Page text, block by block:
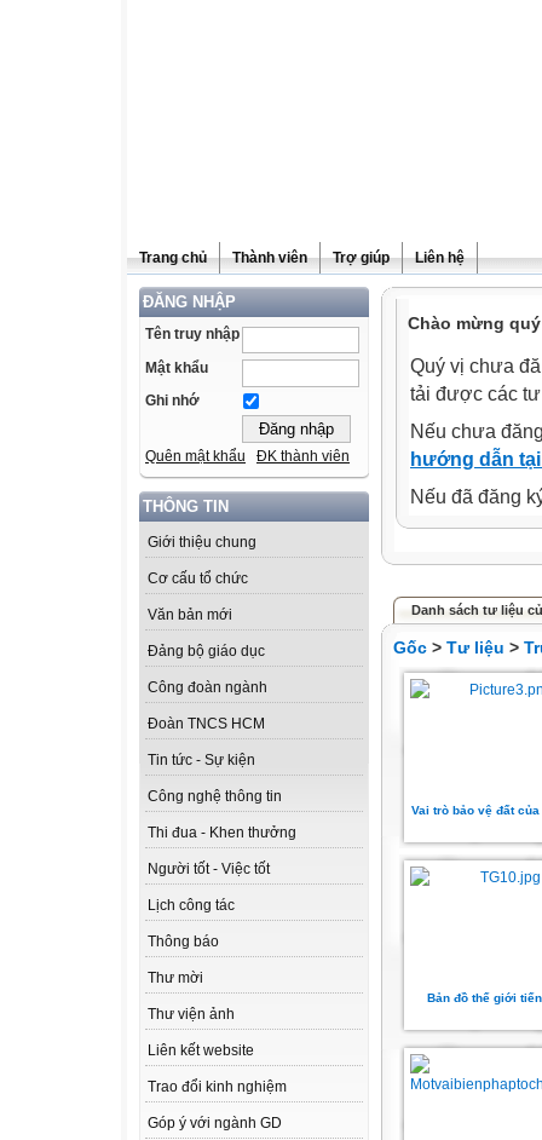
Trang chủ Thành viên Trợ giúp Liên hệ
ĐĂNG NHẬP
Tên truy nhập
Mật khẩu
Ghi nhớ
Quên mật khẩu ĐK thành viên
THÔNG TIN
Giới thiệu chung
Cơ cấu tổ chức
Văn bản mới
Đảng bộ giáo dục
Công đoàn ngành
Đoàn TNCS HCM
Tin tức - Sự kiện
Công nghệ thông tin
Thi đua - Khen thưởng
Người tốt - Việc tốt
Lịch công tác
Thông báo
Thư mời
Thư viện ảnh
Liên kết website
Trao đổi kinh nghiệm
Góp ý với ngành GD
Chào mừng
Quý vị chưa
tải được các
Nếu chưa
hướng dẫn
Nếu đã đăng
Danh sách tư liệu
Gốc > Tư liệu >
Vai trò bảo vệ đất
Bản đồ thế giới